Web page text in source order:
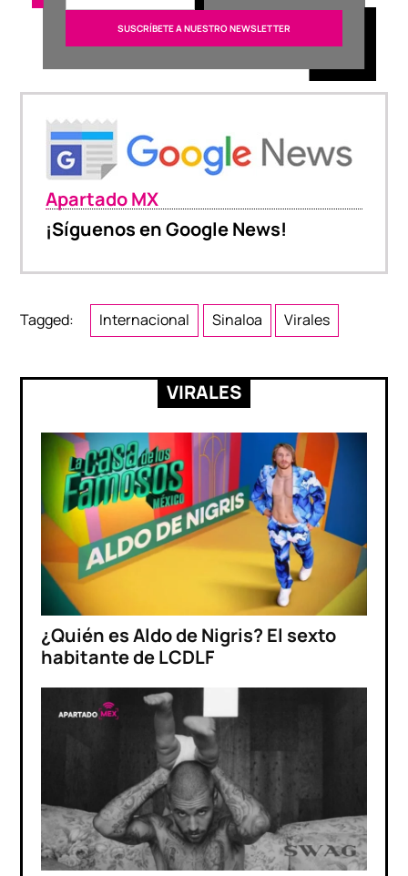
Apartado MX
¡Síguenos en Google News!
Tagged: Internacional Sinaloa Virales
VIRALES
¿Quién es Aldo de Nigris? El sexto
habitante de LCDLF